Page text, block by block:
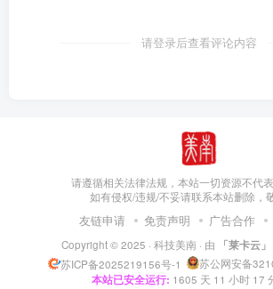
请登录后查看评论内容
请遵循相关法律法规，本站一切资源不代
如有侵权/违规/不妥请联系本站删除，
友链申请 免责声明 广告合作
Copyright © 2025 · 科技美南 · 由 「莱卡云」
苏ICP备2025219156号-1
苏公网安备
本站已安全运行: 1605 天 11 小时 17